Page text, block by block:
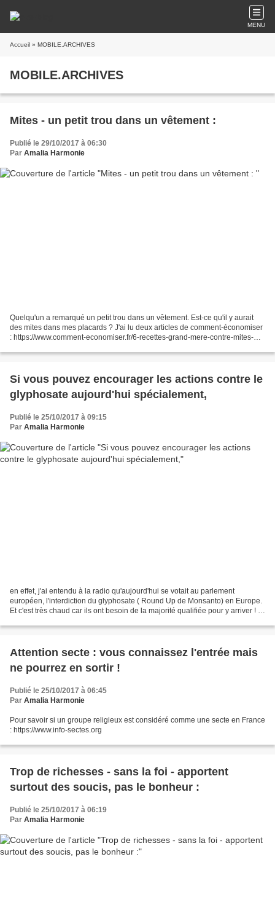
MENU
Accueil » MOBILE.ARCHIVES
MOBILE.ARCHIVES
Mites - un petit trou dans un vêtement :
Publié le 29/10/2017 à 06:30
Par Amalia Harmonie
Quelqu'un a remarqué un petit trou dans un vêtement. Est-ce qu'il y aurait
des mites dans mes placards ? J'ai lu deux articles de comment-économiser
: https://www.comment-economiser.fr/6-recettes-grand-mere-contre-mites-
remedes-pour-lutter-contre-les-mites.html...
Si vous pouvez encourager les actions contre le
glyphosate aujourd'hui spécialement,
Publié le 25/10/2017 à 09:15
Par Amalia Harmonie
en effet, j'ai entendu à la radio qu'aujourd'hui se votait au parlement
européen, l'interdiction du glyphosate ( Round Up de Monsanto) en Europe.
Et c'est très chaud car ils ont besoin de la majorité qualifiée pour y arriver ! A
Attention secte : vous connaissez l'entrée mais
ne pourrez en sortir !
Publié le 25/10/2017 à 06:45
Par Amalia Harmonie
Pour savoir si un groupe religieux est considéré comme une secte en France
: https://www.info-sectes.org
Trop de richesses - sans la foi - apportent
surtout des soucis, pas le bonheur :
Publié le 25/10/2017 à 06:19
Par Amalia Harmonie